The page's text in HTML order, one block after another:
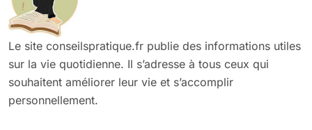
Le site conseilspratique.fr publie des informations utiles
sur la vie quotidienne. Il s’adresse à tous ceux qui
souhaitent améliorer leur vie et s’accomplir
personnellement.